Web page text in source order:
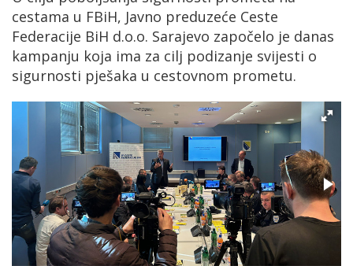
cestama u FBiH, Javno preduzeće Ceste
Federacije BiH d.o.o. Sarajevo započelo je danas
kampanju koja ima za cilj podizanje svijesti o
sigurnosti pješaka u cestovnom prometu.